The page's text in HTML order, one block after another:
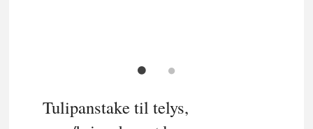
Tulipanstake til telys,